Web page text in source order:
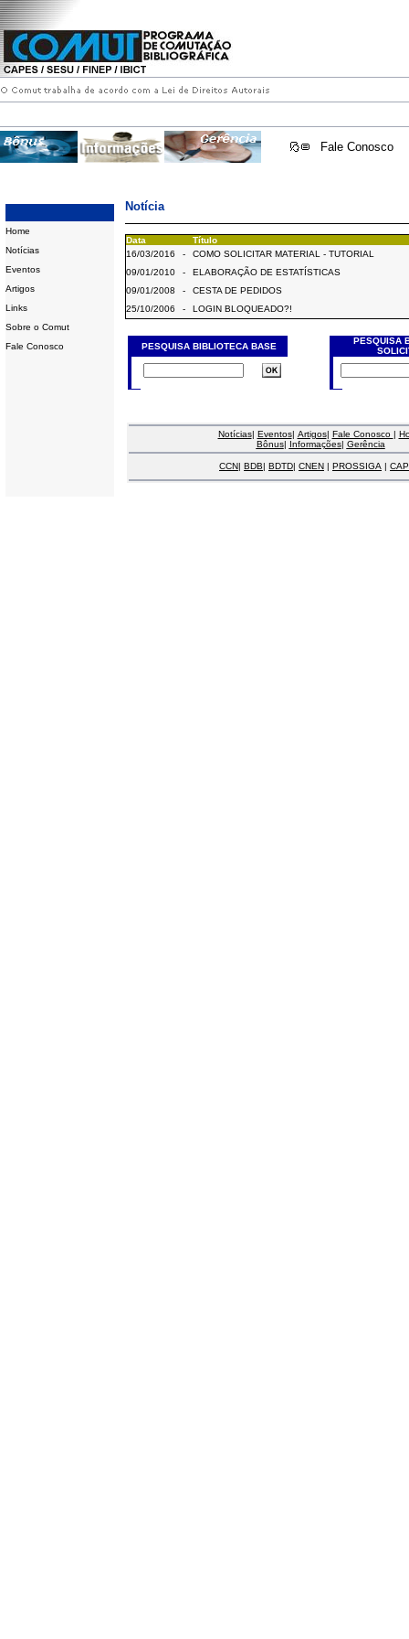
Fale Conosco
Home
Notícias
Eventos
Artigos
Links
Sobre o Comut
Fale Conosco
Notícia
Data
Título
16/03/2016
-
COMO SOLICITAR MATERIAL - TUTORIAL
09/01/2010
-
ELABORAÇÃO DE ESTATÍSTICAS
09/01/2008
-
CESTA DE PEDIDOS
25/10/2006
- LOGIN BLOQUEADO?!
PESQUISA BIBLIOTECA BASE
PESQUISA
Notícias| Eventos| Artigos| Fale Conosco |
Bônus| Informações| Gerência
CCN| BDB| BDTD| CNEN | PROSSIGA |